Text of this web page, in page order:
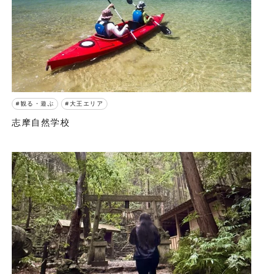
観る・遊ぶ 大王エリア
志摩自然学校